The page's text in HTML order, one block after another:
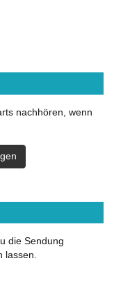
nachhören, wenn
die Sendung
lassen.